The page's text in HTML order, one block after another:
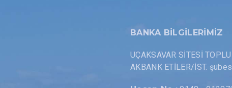
BANKA BİLGİLERİMİZ
UÇAKSAVAR SİTESİ
AKBANK ETİLER/İST.